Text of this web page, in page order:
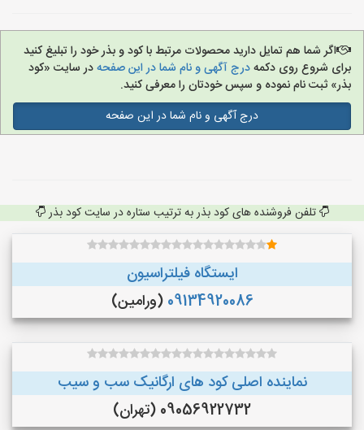
اگر شما هم تمایل دارید محصولات مرتبط با کود و بذر خود را تبلیغ کنید
برای شروع روی دکمهدرج آگهی و نام شما در این صفحهدر سایت «کود
بذر» ثبت نام نموده و سپس خودتان را معرفی کنید.
درج آگهی و نام شما در این صفحه
تلفن فروشنده های کود بذر به ترتیب ستاره در سایت کود بذر
ایستگاه فیلتراسیون
09134920086 (ورامین)
نماینده اصلی کود های ارگانیک سب و سیب
09056922732 (تهران)